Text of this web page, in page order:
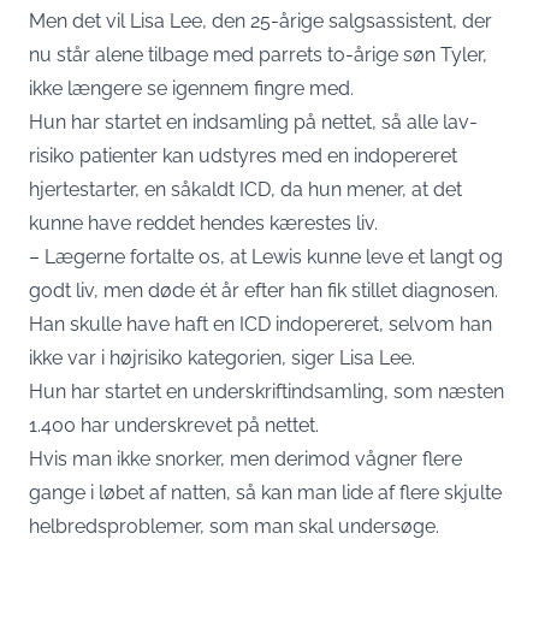
Men det vil Lisa Lee, den 25-årige salgsassistent, der
nu står alene tilbage med parrets to-årige søn Tyler,
ikke længere se igennem fingre med.
Hun har startet en indsamling på nettet, så alle lav-
risiko patienter kan udstyres med en indopereret
hjertestarter, en såkaldt ICD, da hun mener, at det
kunne have reddet hendes kærestes liv.
– Lægerne fortalte os, at Lewis kunne leve et langt og
godt liv, men døde ét år efter han fik stillet diagnosen.
Han skulle have haft en ICD indopereret, selvom han
ikke var i højrisiko kategorien, siger Lisa Lee.
Hun har startet en underskriftindsamling, som næsten
1.400 har underskrevet på nettet.
Hvis man ikke snorker, men derimod vågner flere
gange i løbet af natten, så kan man lide af flere skjulte
helbredsproblemer, som man skal undersøge.